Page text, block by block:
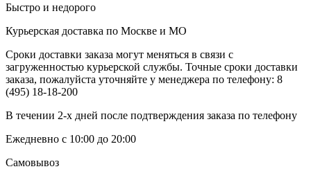
Быстро и недорого
Курьерская доставка по Москве и МО
Сроки доставки заказа могут меняться в связи с
загруженностью курьерской службы. Точные сроки доставки
заказа, пожалуйста уточняйте у менеджера по телефону: 8
(495) 18-18-200
В течении 2-х дней после подтверждения заказа по телефону
Ежедневно с 10:00 до 20:00
Самовывоз